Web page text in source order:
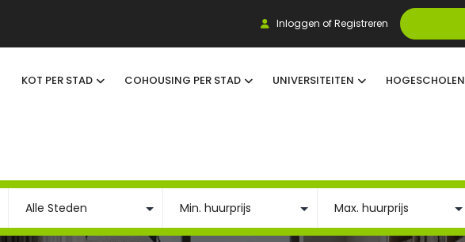
Inloggen of Registreren
KOT PER STAD COHOUSING PER STAD UNIVERSITEITEN HOGESCHOLEN